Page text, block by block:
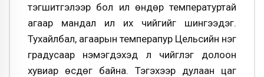
тэгшитгэлээр бол илүү өндөр температуртай
агаар мандал илүү их чийгийг шингээдэг.
Тухайлбал, агаарын темперапур Цельсийн нэг
градусаар нэмэгдэхэд л чийглэг долоон
хувиар өсдөг байна. Тэгэхээр дулаан цаг